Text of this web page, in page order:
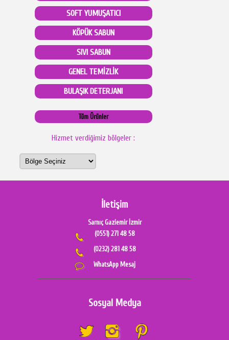
SOFT YUMUŞATICI
KÖPÜK SABUN
SIVI SABUN
GENEL TEMİZLİK
BULAŞIK DETERJANI
Tüm Ürünler
Hizmet verdiğimiz bölgeler :
İletişim
Sarnıç Gaziemir İzmir
(0551) 271 48 58
(0232) 281 48 58
WhatsApp Mesaj
Sosyal Medya